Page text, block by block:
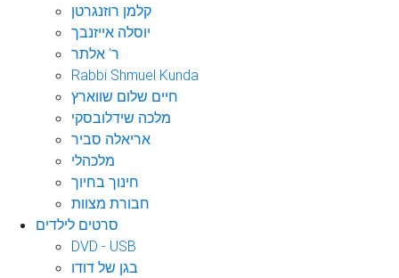
קלמן רוזנגרטן
יוסלה אייזנבך
ר' אלתר
Rabbi Shmuel Kunda
חיים שלום שווארץ
מלכה שידלובסקי
אריאלה סביר
מלכהלי
חינוך בחיוך
חבורת מצוות
סרטים לילדים
DVD - USB
בגן של דודו